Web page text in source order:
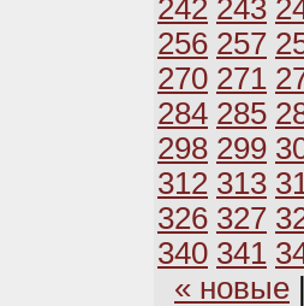
242 243
256 257
270 271
284 285
298 299
312 313
326 327
340 341
« новые